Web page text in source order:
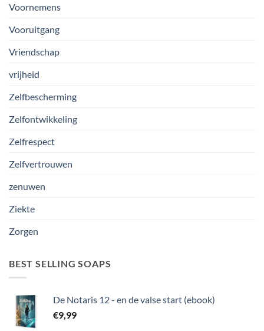
Voornemens
Vooruitgang
Vriendschap
vrijheid
Zelfbescherming
Zelfontwikkeling
Zelfrespect
Zelfvertrouwen
zenuwen
Ziekte
Zorgen
BEST SELLING SOAPS
De Notaris 12 - en de valse start (ebook)
€9,99